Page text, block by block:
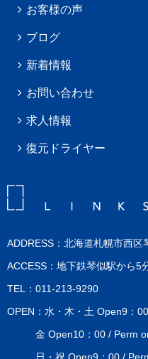
お客様の声
ブログ
新着情報
お問い合わせ
求人情報
復元ドライヤー
ADDRESS：北海道札幌市西区
ACCESS：地下鉄琴似駅から5
TEL：011-213-9290
OPEN：水・木・土 Open9：
金 Open10：00 / Perm